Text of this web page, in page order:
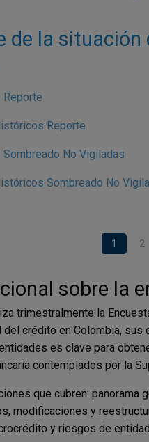
de la
Reporte
Reporte
Sombreado No Vigiladas
Sombreado No
Página
1 2
sobre la
trimestralmente la
del crédito en Colombia,
es clave para
contemplados por la
que cubren:
modificaciones y
y riesgos de